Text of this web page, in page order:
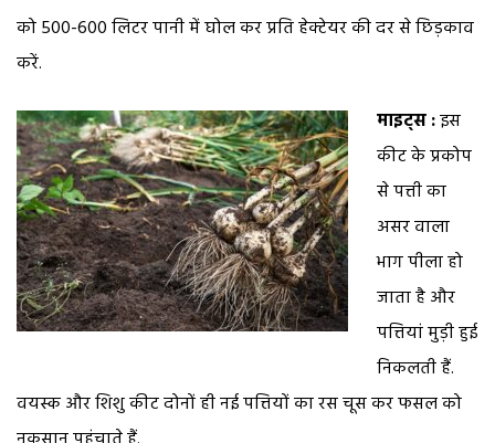
को 500-600 लिटर पानी में घोल कर प्रति हेक्टेयर की दर से छिड़काव
करें.
माइट्स :इस
कीट के प्रकोप
से पत्ती का
असर वाला
भाग पीला हो
जाता है और
पत्तियां मुड़ी हुई
निकलती हैं.
वयस्क और शिशु कीट दोनों ही नई पत्तियों का रस चूस कर फसल को